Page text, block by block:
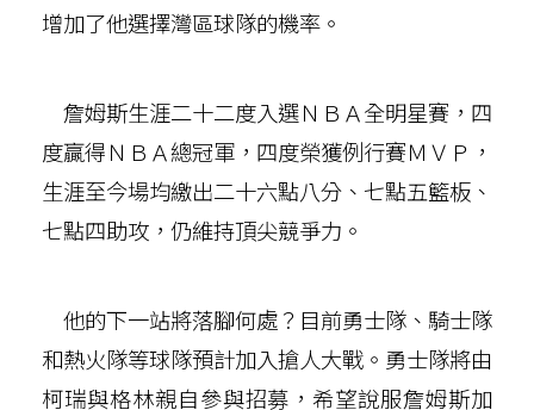
增加了他選擇灣區球隊的機率。
詹姆斯生涯二十二度入選ＮＢＡ全明星賽，四
度贏得ＮＢＡ總冠軍，四度榮獲例行賽ＭＶＰ，
生涯至今場均繳出二十六點八分、七點五籃板、
七點四助攻，仍維持頂尖競爭力。
他的下一站將落腳何處？目前勇士隊、騎士隊
和熱火隊等球隊預計加入搶人大戰。勇士隊將由
柯瑞與格林親自參與招募，希望說服詹姆斯加